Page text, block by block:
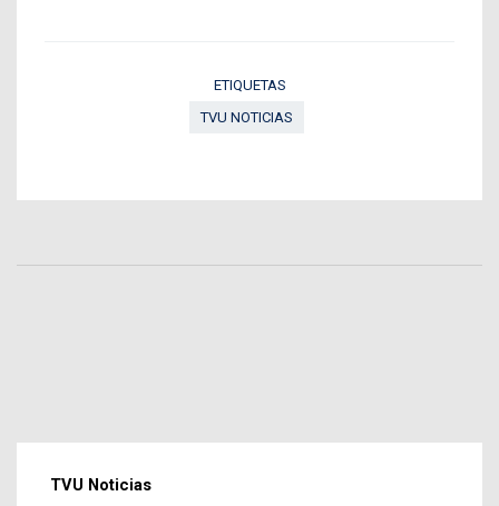
ETIQUETAS
TVU NOTICIAS
TVU Noticias